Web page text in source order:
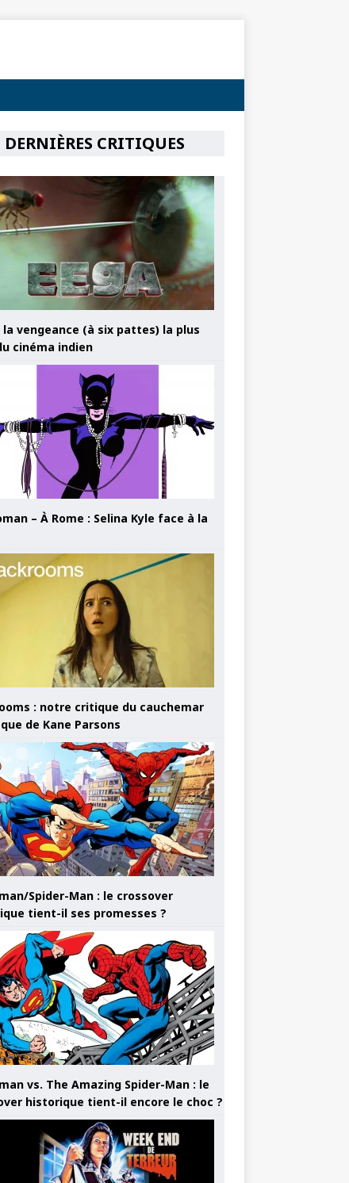
DERNIÈRES CRITIQUES
la vengeance (à six pattes) la plus
cinéma indien
– À Rome : Selina Kyle face à la
: notre critique du cauchemar
de Kane Parsons
Spider-Man : le crossover
tient-il ses promesses ?
vs. The Amazing Spider-Man : le
historique tient-il encore le choc ?